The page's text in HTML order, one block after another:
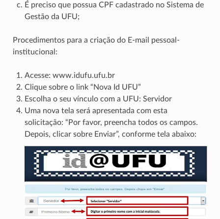
É preciso que possua CPF cadastrado no Sistema de
Gestão da UFU;
Procedimentos para a criação do E-mail pessoal-
institucional:
Acesse: www.idufu.ufu.br
Clique sobre o link “Nova Id UFU”
Escolha o seu vínculo com a UFU: Servidor
Uma nova tela será apresentada com esta
solicitação: “Por favor, preencha todos os campos.
Depois, clicar sobre Enviar”, conforme tela abaixo: